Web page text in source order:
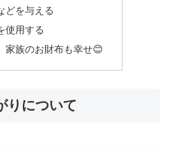
どを与える
使用する
家族のお財布も幸せ😊
りについて